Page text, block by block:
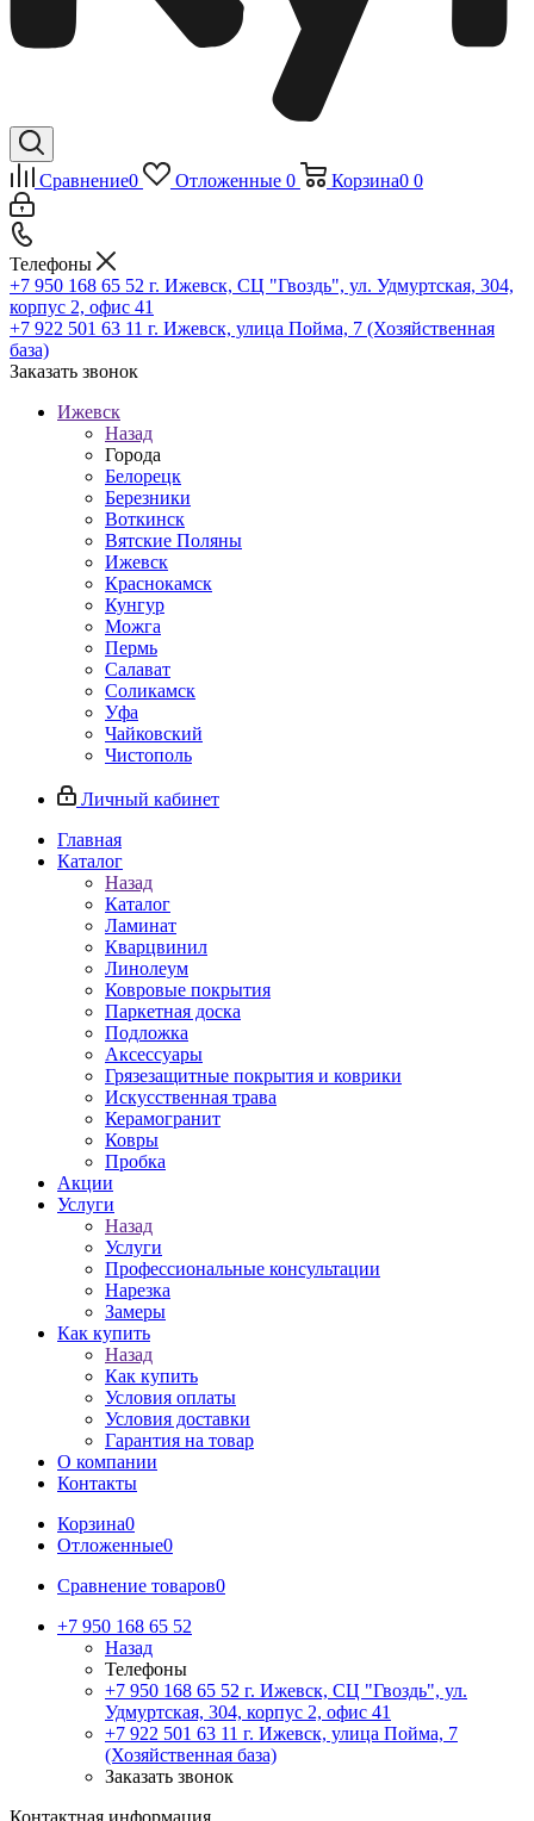
Сравнение0 Отложенные 0 Корзина0 0
Телефоны
+7 950 168 65 52 г. Ижевск, СЦ "Гвоздь", ул. Удмуртская, 304,
корпус 2, офис 41
+7 922 501 63 11 г. Ижевск, улица Пойма, 7 (Хозяйственная
база)
Заказать звонок
Ижевск
Назад
Города
Белорецк
Березники
Воткинск
Вятские Поляны
Ижевск
Краснокамск
Кунгур
Можга
Пермь
Салават
Соликамск
Уфа
Чайковский
Чистополь
Личный кабинет
Главная
Каталог
Назад
Каталог
Ламинат
Кварцвинил
Линолеум
Ковровые покрытия
Паркетная доска
Подложка
Аксессуары
Грязезащитные покрытия и коврики
Искусственная трава
Керамогранит
Ковры
Пробка
Акции
Услуги
Назад
Услуги
Профессиональные консультации
Нарезка
Замеры
Как купить
Назад
Как купить
Условия оплаты
Условия доставки
Гарантия на товар
О компании
Контакты
Корзина0
Отложенные0
Сравнение товаров0
+7 950 168 65 52
Назад
Телефоны
+7 950 168 65 52 г. Ижевск, СЦ "Гвоздь", ул.
Удмуртская, 304, корпус 2, офис 41
+7 922 501 63 11 г. Ижевск, улица Пойма, 7
(Хозяйственная база)
Заказать звонок
Контактная информация